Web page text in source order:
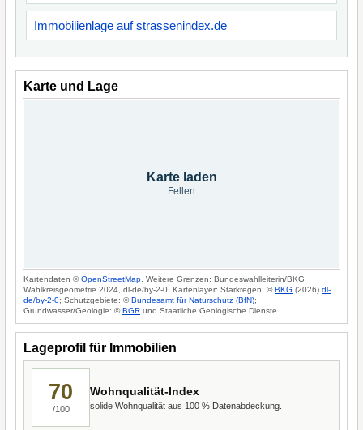
Immobilienlage auf strassenindex.de
Karte und Lage
Karte laden
Fellen
Kartendaten ©OpenStreetMap . Weitere Grenzen: Bundeswahlleiterin/BKG
Wahlkreisgeometrie 2024, dl-de/by-2-0. Kartenlayer: Starkregen: ©BKG (2026) dl-
de/by-2-0; Schutzgebiete: ©Bundesamt für Naturschutz (BfN);
Grundwasser/Geologie: ©BGR und Staatliche Geologische Dienste.
Lageprofil für Immobilien
70
/100
Wohnqualität-Index
solide Wohnqualität aus 100 % Datenabdeckung.